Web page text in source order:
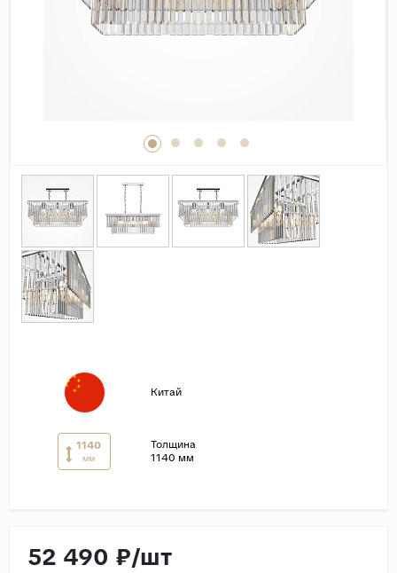
Оникс
Матовая
Лаппатированная
Сатинированная
Китай
1140
мм
Толщина
1140 мм
52 490 ₽/шт